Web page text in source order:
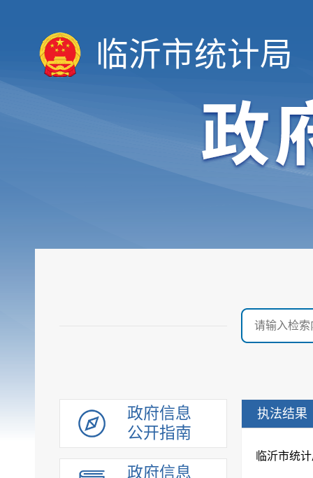
临沂市统计局
政府信息
公开指南
政府信息
执法结果
临沂市统